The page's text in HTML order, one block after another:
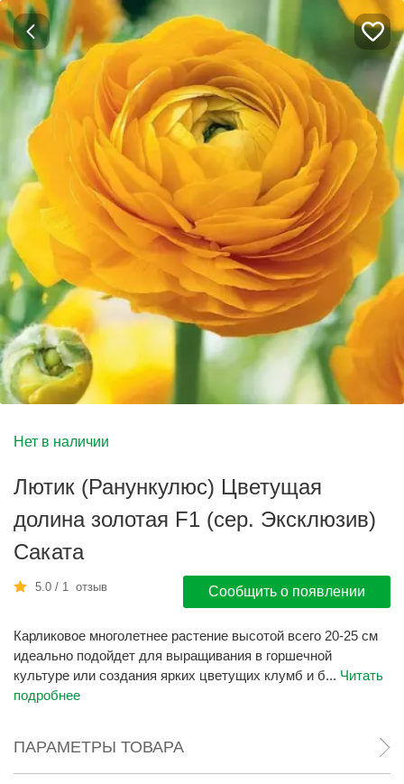
Нет в наличии
Лютик (Ранункулюс) Цветущая
долина золотая F1 (сер. Эксклюзив)
Саката
5.0 / 1 отзыв Сообщить о появлении
Карликовое многолетнее растение высотой всего 20-25 см
идеально подойдет для выращивания в горшечной
культуре или создания ярких цветущих клумб и б... Читать
подробнее
ПАРАМЕТРЫ ТОВАРА